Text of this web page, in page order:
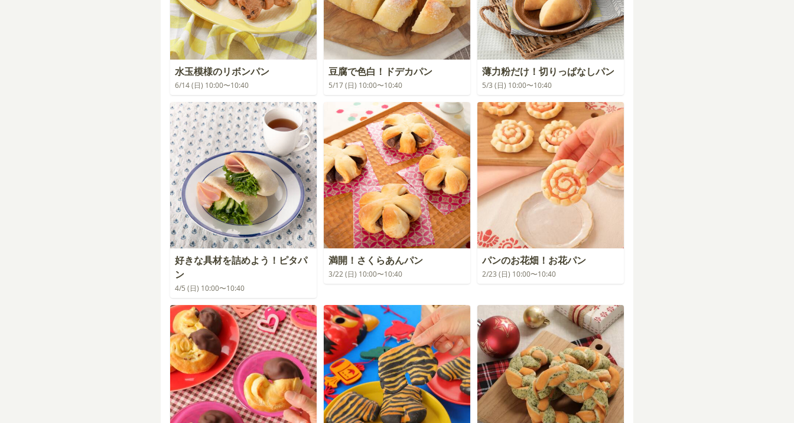
水玉模様のリボンパン
6/14 (日) 10:00〜10:40
豆腐で色白！ドデカパン
5/17 (日) 10:00〜10:40
薄力粉だけ！切りっぱなしパン
5/3 (日) 10:00〜10:40
好きな具材を詰めよう！ピタパ
ン
4/5 (日) 10:00〜10:40
満開！さくらあんパン
3/22 (日) 10:00〜10:40
パンのお花畑！お花パン
2/23 (日) 10:00〜10:40